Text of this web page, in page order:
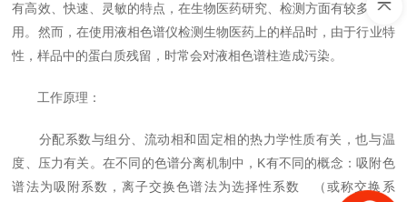
有高效、快速、灵敏的特点，在生物医药研究、检测方面有较多的应
用。然而，在使用液相色谱仪检测生物医药上的样品时，由于行业特
性，样品中的蛋白质残留，时常会对液相色谱柱造成污染。
工作原理：
分配系数与组分、流动相和固定相的热力学性质有关，也与温
度、压力有关。在不同的色谱分离机制中，K有不同的概念：吸附色
谱法为吸附系数，离子交换色谱法为选择性系数 （或称交换系